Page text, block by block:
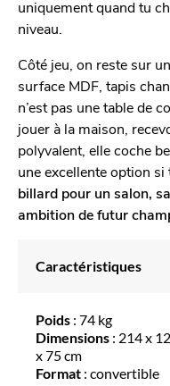
uniquement quand tu
niveau.
Côté jeu, on reste sur
surface MDF, tapis
n’est pas une table de
jouer à la maison,
polyvalent, elle coche
une excellente option si
billard pour un salon,
ambition de futur
Caractéristiques
Poids : 74 kg
Dimensions : 214 x
x 75 cm
Format : convertible